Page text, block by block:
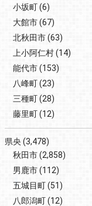
小坂町(6)
大館市(67)
北秋田市(63)
上小阿仁村(14)
能代市(153)
八峰町(23)
三種町(28)
藤里町(12)
県央(3,478)
秋田市(2,858)
男鹿市(112)
五城目町(51)
八郎潟町(12)